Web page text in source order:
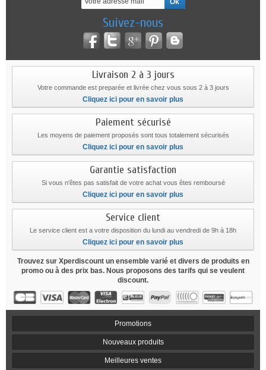
Suivez-nous
Livraison 2 à 3 jours
Votre commande est preparée et livrée chez vous sous 2 à 3 jours
Cliquez ici pour en savoir plus
Paiement sécurisé
Les moyens de paiement proposés sont tous totalement sécurisés
Cliquez ici pour en savoir plus
Garantie satisfaction
Si vous n'êtes pas satisfait de votre achat vous êtes remboursé
Cliquez ici pour en savoir plus
Service client
Le service client est a votre disposition du lundi au vendredi de 9h à 18h
Cliquez ici pour en savoir plus
Trouvez sur Xperdiscount un ensemble varié et divers de produits en
promo ou à des prix bas. Nous proposons des tarifs qui se veulent
discount.
Promotions
Nouveaux produits
Meilleures ventes